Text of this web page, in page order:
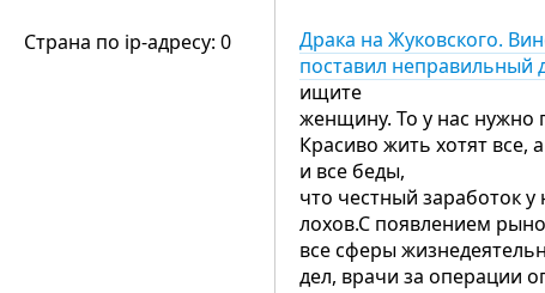
Страна по ip-адресу: 0
Драка на Жуковского.
поставил неправильный
ищите
женщину. То у нас нужно
Красиво жить хотят все,
и все беды,
что честный заработок у
лохов.С появлением
все сферы
дел, врачи за операции